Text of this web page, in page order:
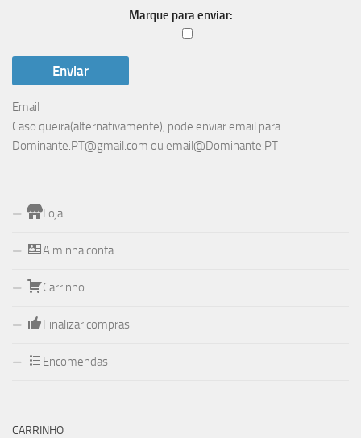
Marque para enviar:
Email
Caso queira(alternativamente), pode enviar email para:
Dominante.PT@gmail.com ou email@Dominante.PT
Loja
A minha conta
Carrinho
Finalizar compras
Encomendas
CARRINHO